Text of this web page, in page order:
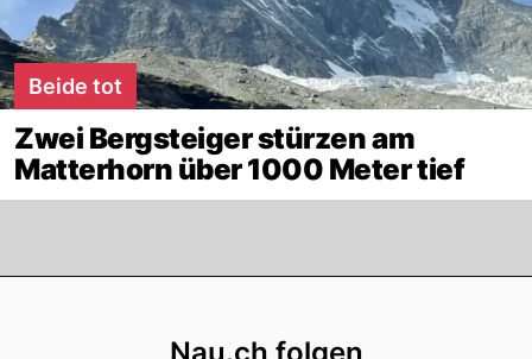
Beide tot
Zwei Bergsteiger stürzen am
Matterhorn über 1000 Meter tief
Nau.ch folgen